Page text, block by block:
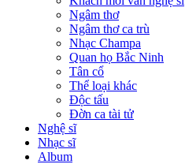
Ngâm thơ
Ngâm thơ ca trù
Nhạc Champa
Quan họ Bắc Ninh
Tân cổ
Thể loại khác
Độc tấu
Đờn ca tài tử
Nghệ sĩ
Nhạc sĩ
Album